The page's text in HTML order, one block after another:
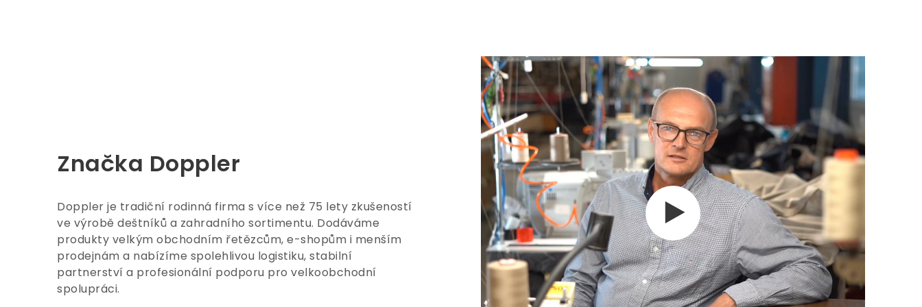
Značka Doppler
Doppler je tradiční rodinná firma s více než 75 lety zkušeností
ve výrobě deštníků a zahradního sortimentu. Dodáváme
produkty velkým obchodním řetězcům, e-shopům i menším
prodejnám a nabízíme spolehlivou logistiku, stabilní
partnerství a profesionální podporu pro velkoobchodní
spolupráci.